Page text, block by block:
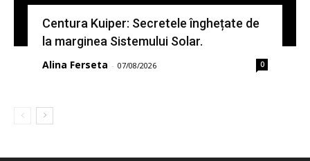
Centura Kuiper: Secretele înghețate de
la marginea Sistemului Solar.
Alina Ferseta - 07/08/2026 0